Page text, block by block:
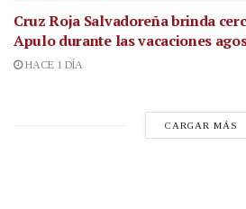
Cruz Roja Salvadoreña brinda
Apulo durante las vacaciones
HACE 1 DÍA
CARGAR MÁS